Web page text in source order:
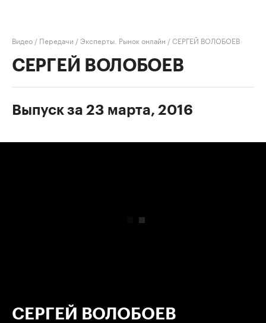
Видео / Передачи /Эксперты. Рынок онлайн /СЕРГЕЙ ВОЛОБОЕВ
СЕРГЕЙ ВОЛОБОЕВ
Выпуск за 23 марта, 2016
СЕРГЕЙ ВОЛОБОЕВ